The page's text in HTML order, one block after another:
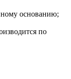
основанию;
по